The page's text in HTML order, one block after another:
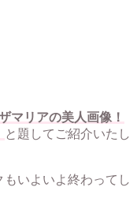
マリアの美人画像！
と題してご紹介いたし
いよいよ終わってし